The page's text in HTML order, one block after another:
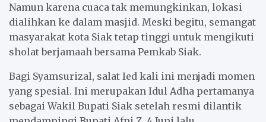
Namun karena cuaca tak memungkinkan, lokasi
dialihkan ke dalam masjid. Meski begitu, semangat
masyarakat kota Siak tetap tinggi untuk mengikuti
sholat berjamaah bersama Pemkab Siak.
Bagi Syamsurizal, salat Ied kali ini menjadi momen
yang spesial. Ini merupakan Idul Adha pertamanya
sebagai Wakil Bupati Siak setelah resmi dilantik